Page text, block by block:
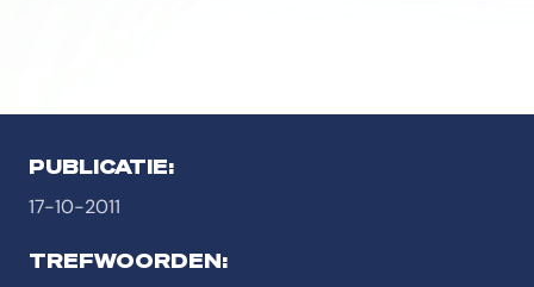
PUBLICATIE:
17-10-2011
TREFWOORDEN: